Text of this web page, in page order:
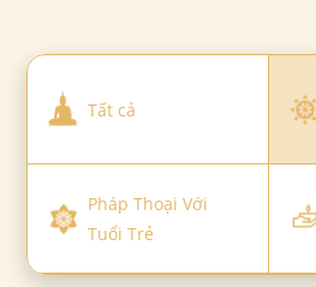
Tất cả
Pháp Thoại Với
Tuổi Trẻ